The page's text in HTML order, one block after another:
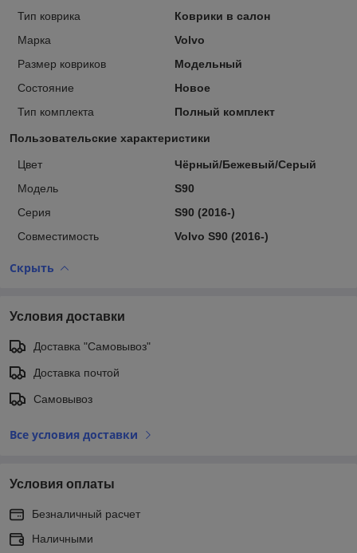
Тип коврика
Коврики в салон
Марка
Volvo
Размер ковриков
Модельный
Состояние
Новое
Тип комплекта
Полный комплект
Пользовательские характеристики
Цвет
Чёрный/Бежевый/Серый
Модель
S90
Серия
S90 (2016-)
Совместимость
Volvo S90 (2016-)
Скрыть
Условия доставки
Доставка "Самовывоз"
Доставка почтой
Самовывоз
Все условия доставки
Условия оплаты
Безналичный расчет
Наличными